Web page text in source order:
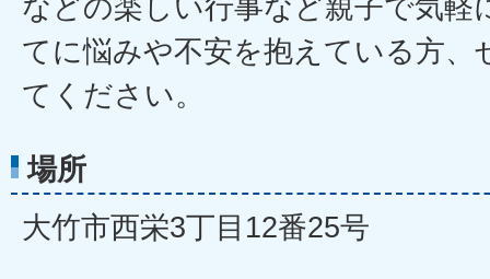
などの楽しい行事など親子で気軽
てに悩みや不安を抱えている方、
てください。
場所
大竹市西栄3丁目12番25号